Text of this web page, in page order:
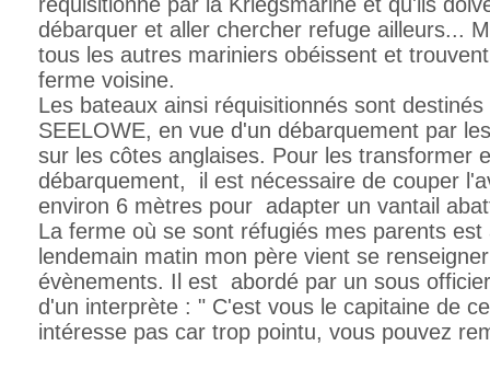
débarquer et aller chercher refuge ailleurs...
tous les autres mariniers obéissent et
ferme voisine.
Les bateaux ainsi réquisitionnés sont
SEELOWE, en vue d'un débarquement par
sur les côtes anglaises. Pour les transformer
débarquement, il est nécessaire de couper
environ 6 mètres pour adapter un vantail
La ferme où se sont réfugiés mes parents
lendemain matin mon père vient se
évènements. Il est abordé par un sous
d'un interprète : " C'est vous le capitaine de
intéresse pas car trop pointu, vous pouvez